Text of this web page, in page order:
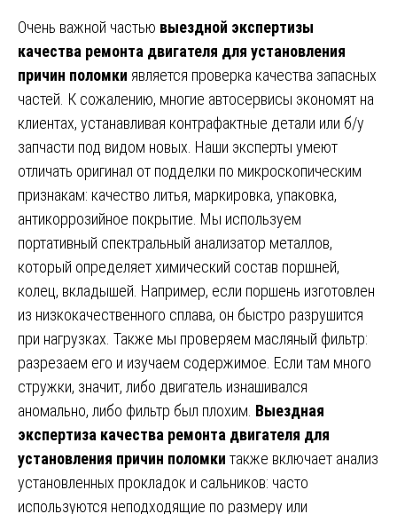
Очень важной частью выездной экспертизы
качества ремонта двигателя для установления
причин поломки является проверка качества запасных
частей. К сожалению, многие автосервисы экономят на
клиентах, устанавливая контрафактные детали или б/у
запчасти под видом новых. Наши эксперты умеют
отличать оригинал от подделки по микроскопическим
признакам: качество литья, маркировка, упаковка,
антикоррозийное покрытие. Мы используем
портативный спектральный анализатор металлов,
который определяет химический состав поршней,
колец, вкладышей. Например, если поршень изготовлен
из низкокачественного сплава, он быстро разрушится
при нагрузках. Также мы проверяем масляный фильтр:
разрезаем его и изучаем содержимое. Если там много
стружки, значит, либо двигатель изнашивался
аномально, либо фильтр был плохим. Выездная
экспертиза качества ремонта двигателя для
установления причин поломки также включает анализ
установленных прокладок и сальников: часто
используются неподходящие по размеру или